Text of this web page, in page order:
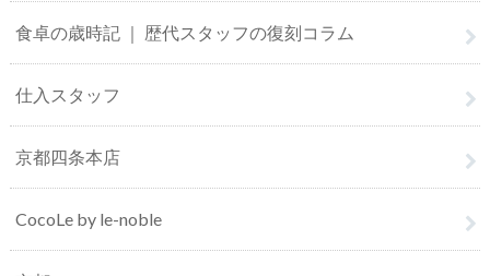
食卓の歳時記 ｜ 歴代スタッフの復刻コラム
仕入スタッフ
京都四条本店
CocoLe by le-noble